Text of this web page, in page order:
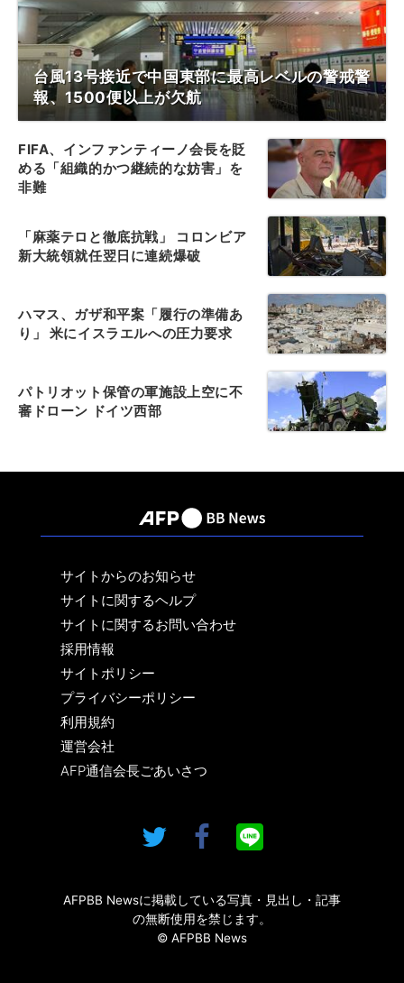
台風13号接近で中国東部に最高レベルの警戒警
報、1500便以上が欠航
FIFA、インファンティーノ会長を貶
める「組織的かつ継続的な妨害」を
非難
「麻薬テロと徹底抗戦」 コロンビア
新大統領就任翌日に連続爆破
ハマス、ガザ和平案「履行の準備あ
り」 米にイスラエルへの圧力要求
パトリオット保管の軍施設上空に不
審ドローン ドイツ西部
サイトからのお知らせ
サイトに関するヘルプ
サイトに関するお問い合わせ
採用情報
サイトポリシー
プライバシーポリシー
利用規約
運営会社
AFP通信会長ごあいさつ
AFPBB Newsに掲載している写真・見出し・記事
の無断使用を禁じます。
© AFPBB News